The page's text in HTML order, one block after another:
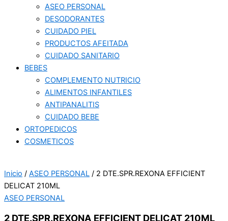
ASEO PERSONAL
DESODORANTES
CUIDADO PIEL
PRODUCTOS AFEITADA
CUIDADO SANITARIO
BEBES
COMPLEMENTO NUTRICIO
ALIMENTOS INFANTILES
ANTIPANALITIS
CUIDADO BEBE
ORTOPEDICOS
COSMETICOS
Inicio / ASEO PERSONAL / 2 DTE.SPR.REXONA EFFICIENT
DELICAT 210ML
ASEO PERSONAL
2 DTE.SPR.REXONA EFFICIENT DELICAT 210ML